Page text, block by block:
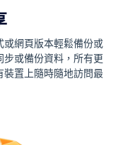
或網頁版本輕鬆備份或
或備份資料，所有更
裝置上隨時隨地訪問最